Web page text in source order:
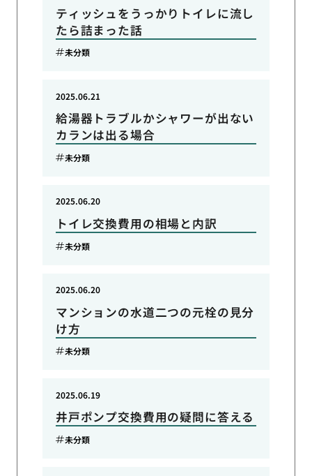
ティッシュをうっかりトイレに流し
たら詰まった話
未分類
給湯器トラブルかシャワーが出ない
カランは出る場合
2025.06.21
未分類
トイレ交換費用の相場と内訳
2025.06.20
未分類
マンションの水道二つの元栓の見分
け方
2025.06.20
未分類
井戸ポンプ交換費用の疑問に答える
2025.06.19
未分類